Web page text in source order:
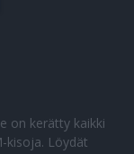
on kerätty kaikki
kisoja. Löydät